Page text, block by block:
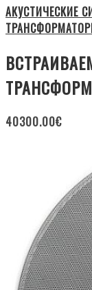
АКУСТИЧЕСКИЕ
40300.00€